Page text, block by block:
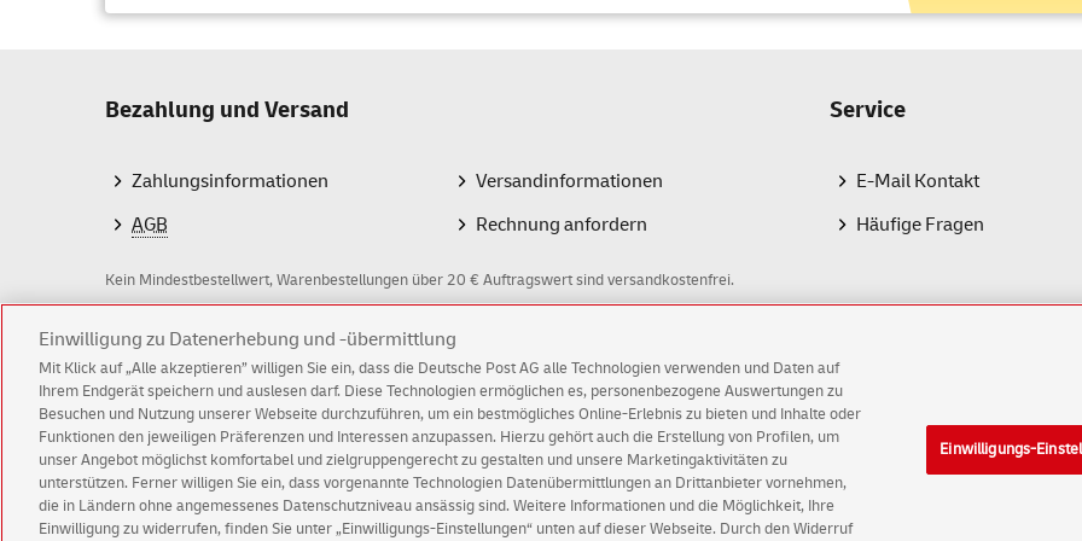
Urkunden, Ausweise, Zugangskarten
erfolgt die Zustellung persönlich an eine
einem Sendungsbild per Brief an die Absendeadresse. Gut geeignet für:
Erklärungen gegenüber Behörden und Gerichten (z.B.
Im Falle des Verlustes oder Beschädigung Ihrer Sendung haftet die
werden.
In der Regel können Sie schon einen Tag nach dem Versenden den
können Sie sich für die Produktvarianten Einschreiben und -Rückschein,
und auch selbst herunterladen.
Wie kann ich einen Brief mit Einschreiben
Bezahlung und Versand
Zahlungsinformationen
AGB
Versandinformationen
Rechnung anfordern
Service
E-Mail Kontakt
Häufige Fragen
Kein Mindestbestellwert, Warenbestellungen über 20 € Auftragswert sind versandkostenfrei.
Z
a
h
l
m
© Fri Aug 07 23:38:09 CEST 2026 Deutsche Post AG
Impressum
Datenschutz Einwilligungs-Einstellungen Rechtliche Hinweise Barrierefreiheit
Einwilligung zu Datenerhebung und -übermittlung
Mit Klick auf „Alle akzeptieren” willigen Sie ein, dass die Deutsche Post AG alle Technologien verwenden und Daten auf
Ihrem Endgerät speichern und auslesen darf. Diese Technologien ermöglichen es, personenbezogene Auswertungen zu
Besuchen und Nutzung unserer Webseite durchzuführen, um ein bestmögliches Online-Erlebnis zu bieten und Inhalte oder
Funktionen den jeweiligen Präferenzen und Interessen anzupassen. Hierzu gehört auch die Erstellung von Profilen, um
unser Angebot möglichst komfortabel und zielgruppengerecht zu gestalten und unsere Marketingaktivitäten zu
unterstützen. Ferner willigen Sie ein, dass vorgenannte Technologien Datenübermittlungen an Drittanbieter vornehmen,
die in Ländern ohne angemessenes Datenschutzniveau ansässig sind. Weitere Informationen und die Möglichkeit, Ihre
Einwilligung zu widerrufen, finden Sie unter „Einwilligungs-Einstellungen“ unten auf dieser Webseite. Durch den Widerruf
Einwilligungs-